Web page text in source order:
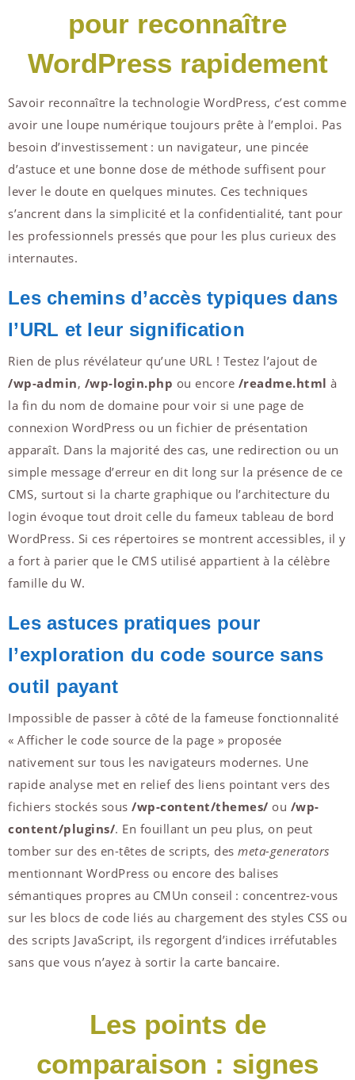
pour reconnaître
WordPress rapidement
Savoir reconnaître la technologie WordPress, c’est comme
avoir une loupe numérique toujours prête à l’emploi. Pas
besoin d’investissement : un navigateur, une pincée
d’astuce et une bonne dose de méthode suffisent pour
lever le doute en quelques minutes. Ces techniques
s’ancrent dans la simplicité et la confidentialité, tant pour
les professionnels pressés que pour les plus curieux des
internautes.
Les chemins d’accès typiques dans
l’URL et leur signification
Rien de plus révélateur qu’une URL ! Testez l’ajout de
/wp-admin, /wp-login.php ou encore /readme.html à
la fin du nom de domaine pour voir si une page de
connexion WordPress ou un fichier de présentation
apparaît. Dans la majorité des cas, une redirection ou un
simple message d’erreur en dit long sur la présence de ce
CMS, surtout si la charte graphique ou l’architecture du
login évoque tout droit celle du fameux tableau de bord
WordPress. Si ces répertoires se montrent accessibles, il y
a fort à parier que le CMS utilisé appartient à la célèbre
famille du W.
Les astuces pratiques pour
l’exploration du code source sans
outil payant
Impossible de passer à côté de la fameuse fonctionnalité
« Afficher le code source de la page » proposée
nativement sur tous les navigateurs modernes. Une
rapide analyse met en relief des liens pointant vers des
fichiers stockés sous /wp-content/themes/ ou /wp-
content/plugins/. En fouillant un peu plus, on peut
tomber sur des en-têtes de scripts, des meta-generators
mentionnant WordPress ou encore des balises
sémantiques propres au CMUn conseil : concentrez-vous
sur les blocs de code liés au chargement des styles CSS ou
des scripts JavaScript, ils regorgent d’indices irréfutables
sans que vous n’ayez à sortir la carte bancaire.
Les points de
comparaison : signes